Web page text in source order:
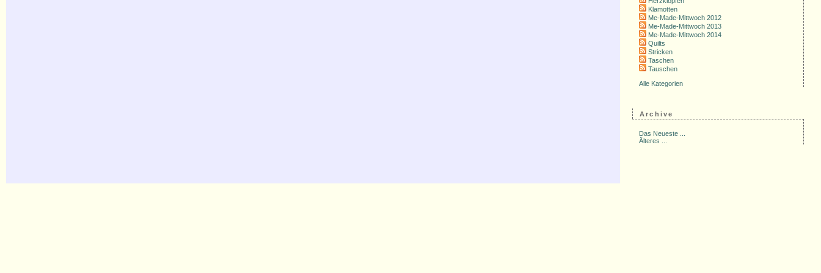
Klamotten
Me-Made-Mittwoch 2012
Me-Made-Mittwoch 2013
Me-Made-Mittwoch 2014
Quilts
Stricken
Taschen
Tauschen
Alle Kategorien
Archive
Das Neueste ...
Älteres ...